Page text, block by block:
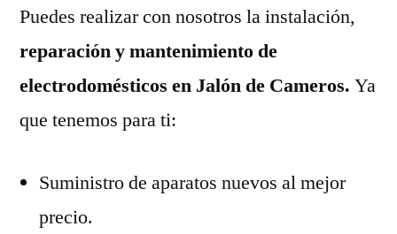
Puedes realizar con nosotros la instalación,
reparación y mantenimiento de
electrodomésticos en Jalón de Cameros. Ya
que tenemos para ti:
Suministro de aparatos nuevos al mejor
precio.